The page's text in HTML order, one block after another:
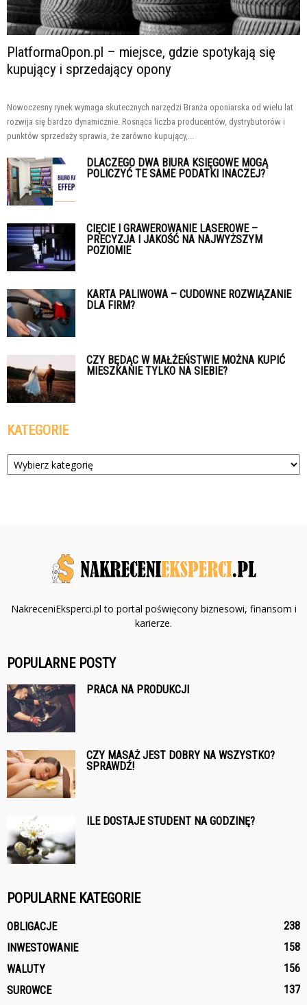
PlatformaOpon.pl – miejsce, gdzie spotykają się
kupujący i sprzedający opony
Nowoczesny rynek wymaga skutecznych narzędzi Branża oponiarska od wielu lat
rozwija się bardzo dynamicznie. Rosnąca liczba producentów, dystrybutorów i
punktów sprzedaży sprawia, że zarówno kupujący,...
DLACZEGO DWA BIURA KSIĘGOWE MOGĄ
POLICZYĆ TE SAME PODATKI INACZEJ?
CIĘCIE I GRAWEROWANIE LASEROWE –
PRECYZJA I JAKOŚĆ NA NAJWYŻSZYM
POZIOMIE
KARTA PALIWOWA – CUDOWNE ROZWIĄZANIE
DLA FIRM?
CZY BĘDĄC W MAŁŻEŃSTWIE MOŻNA KUPIĆ
MIESZKANIE TYLKO NA SIEBIE?
KATEGORIE
Kategorie
NakreceniEksperci.pl to portal poświęcony biznesowi, finansom i
karierze.
POPULARNE POSTY
PRACA NA PRODUKCJI
CZY MASAŻ JEST DOBRY NA WSZYSTKO?
SPRAWDŹ!
ILE DOSTAJE STUDENT NA GODZINĘ?
POPULARNE KATEGORIE
OBLIGACJE
238
INWESTOWANIE
158
WALUTY
156
SUROWCE
137